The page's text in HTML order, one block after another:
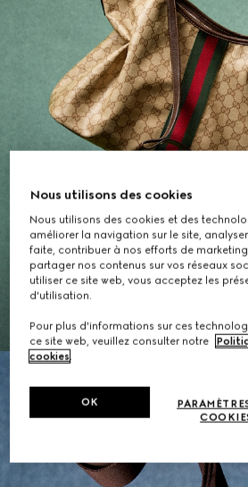
Cadeaux pour
Nous utilisons des cookies
Nous utilisons des cookies et des
améliorer la navigation sur le site,
faite, contribuer à nos efforts de
partager nos contenus sur vos réseaux
utiliser ce site web, vous acceptez les
d'utilisation.
Pour plus d'informations sur ces
ce site web, veuillez consulter notre
cookies.
OK